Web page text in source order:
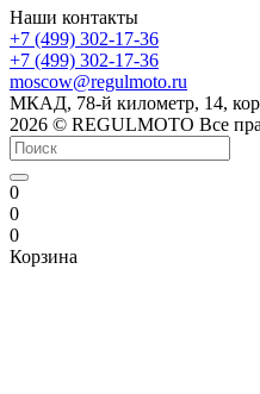
Наши контакты
+7 (499) 302-17-36
+7 (499) 302-17-36
moscow@regulmoto.ru
МКАД, 78-й километр, 14,
2026 © REGULMOTO Все
0
0
0
Корзина